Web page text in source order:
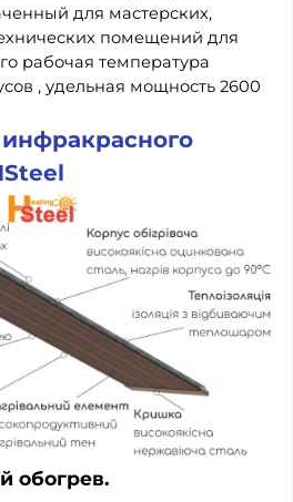
для мастерских,
помещений для
рабочая температура
, удельная мощность 2600
обогрев.